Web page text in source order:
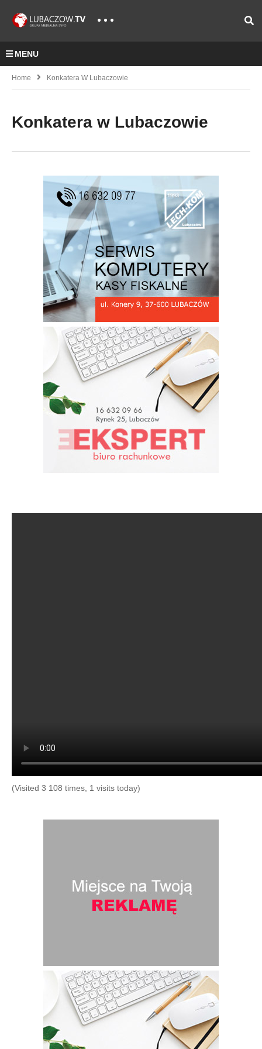
MENU
Home Konkatera W Lubaczowie
Konkatera w Lubaczowie
(Visited 3 108 times, 1 visits today)